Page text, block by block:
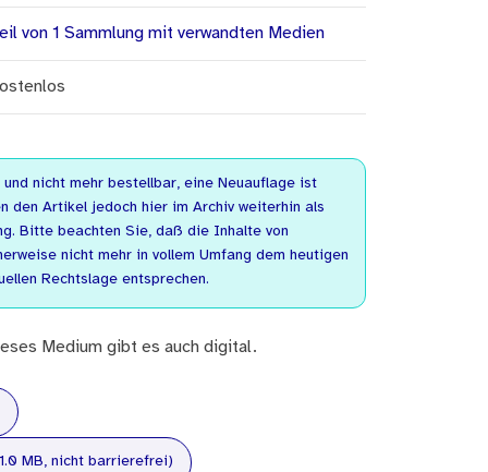
von 1 Sammlung mit verwandten Medien
nicht mehr bestellbar, eine Neuauflage ist
den Artikel jedoch hier im Archiv weiterhin als
Bitte beachten Sie, daß die Inhalte von
nicht mehr in vollem Umfang dem heutigen
Rechtslage entsprechen.
Medium gibt es auch digital.
MB, nicht barrierefrei)